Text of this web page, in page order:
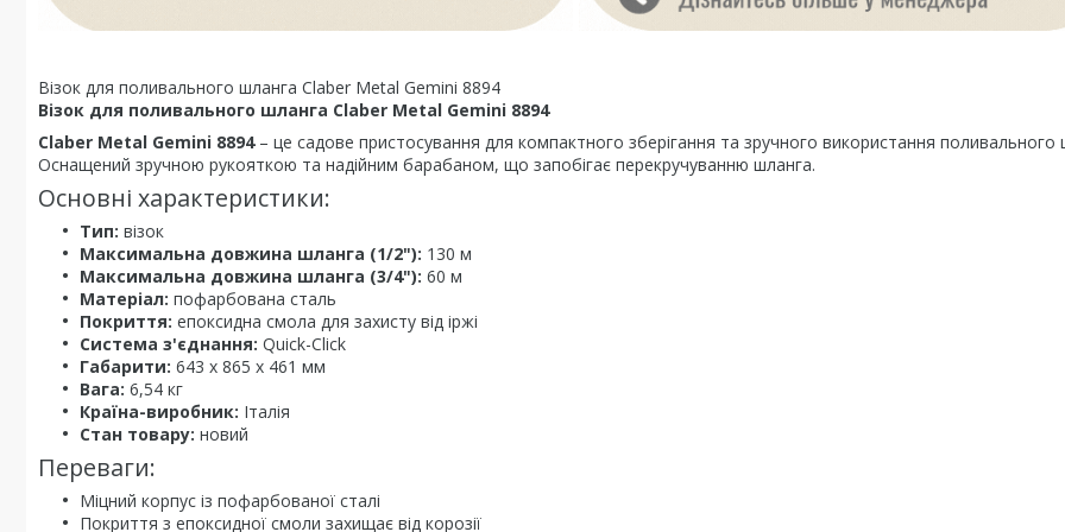
Візок для поливального шланга Claber Metal Gemini 8894
Візок для поливального шланга Claber Metal Gemini 8894
Claber Metal Gemini 8894– це садове пристосування для компактного зберігання та зручного використання поливального
Оснащений зручною рукояткою та надійним барабаном, що запобігає перекручуванню шланга.
Основні характеристики:
Тип: візок
Максимальна довжина шланга (1/2"): 130 м
Максимальна довжина шланга (3/4"): 60 м
Матеріал: пофарбована сталь
Покриття: епоксидна смола для захисту від іржі
Система з'єднання: Quick-Click
Габарити: 643 х 865 х 461 мм
Вага: 6,54 кг
Країна-виробник: Італія
Стан товару: новий
Переваги:
Міцний корпус із пофарбованої сталі
Покриття з епоксидної смоли захищає від корозії